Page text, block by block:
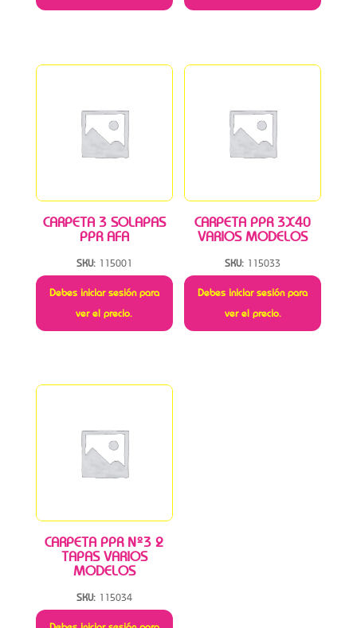
CARPETA 3 SOLAPAS
PPR AFA
SKU: 115001
Debes iniciar sesión para
ver el precio.
CARPETA PPR 3X40
VARIOS MODELOS
SKU: 115033
Debes iniciar sesión para
ver el precio.
CARPETA PPR Nº3 2
TAPAS VARIOS
MODELOS
SKU: 115034